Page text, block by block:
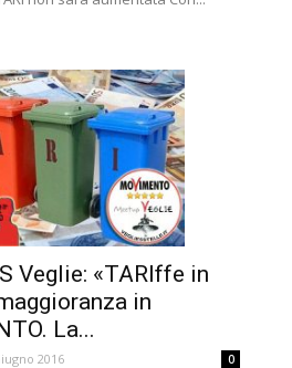
Veglie: «TARIffe in
in
La...
2016 0